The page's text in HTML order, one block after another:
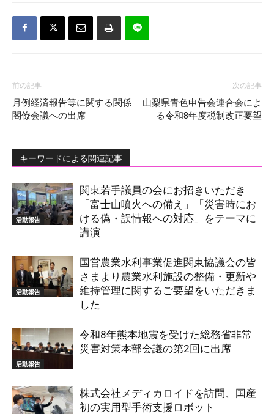
前の記事
月例経済報告等に関する関係
閣僚会議への出席
次の記事
山梨県青色申告会連合会によ
る令和8年度税制改正要望
キーワードによる関連記事
活動報告
関東若手議員の会にお招きいただき
「富士山噴火への備え」「災害時にお
ける偽・誤情報への対応」をテーマに
講演
活動報告
国営農業水利事業促進関東協議会の皆
さまより農業水利施設の整備・更新や
維持管理に関するご要望をいただきま
した
活動報告
令和8年熊本地震を受けた総務省非常
災害対策本部会議の第2回に出席
株式会社メディカロイドを訪問、国産
初の実用型手術支援ロボット